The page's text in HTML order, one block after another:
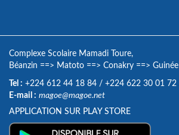
Complexe Scolaire Mamadi Toure,
Béanzin ==> Matoto ==> Conakry ==> Guinée
Tel : +224 612 44 18 84 / +224 622 30 01 72
E-mail : magoe@magoe.net
APPLICATION SUR PLAY STORE